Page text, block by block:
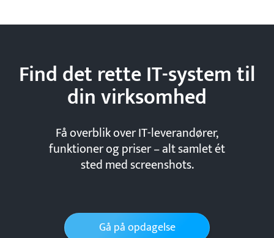
Find det rette IT-system til
dinvirksomhed
Få overblik over IT-leverandører,
funktioner og priser – alt samlet ét
sted med screenshots.
Gå på opdagelse